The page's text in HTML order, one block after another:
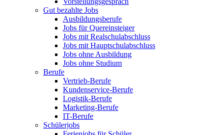
Gut bezahlte Jobs
Ausbildungsberufe
Jobs für Quereinsteiger
Jobs mit Realschulabschluss
Jobs mit Hauptschulabschluss
Jobs ohne Ausbildung
Jobs ohne Studium
Berufe
Vertrieb-Berufe
Kundenservice-Berufe
Logistik-Berufe
Marketing-Berufe
IT-Berufe
Schülerjobs